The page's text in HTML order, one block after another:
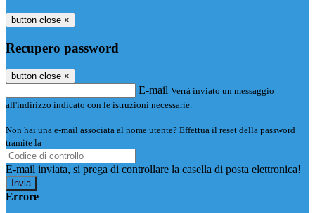
button close ×
Recupero password
button close ×
E-mail Verrà inviato un messaggio
all'indirizzo indicato con le istruzioni necessarie.
Non hai una e-mail associata al nome utente? Effettua il reset della password
tramite la
E-mail inviata, si prega di controllare la casella di posta elettronica!
Errore